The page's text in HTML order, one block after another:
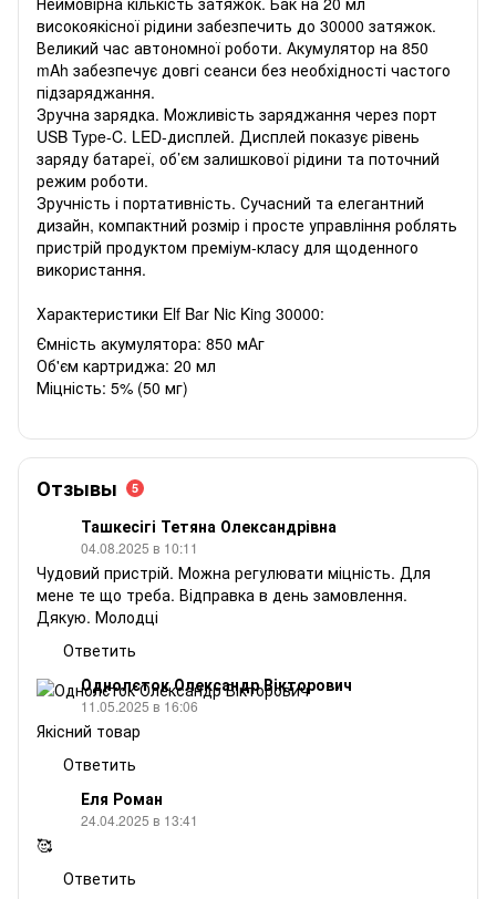
високоякісної рідини забезпечить до 30000 затяжок.
Великий час автономної роботи. Акумулятор на 850
mAh забезпечує довгі сеанси без необхідності частого
підзаряджання.
Зручна зарядка. Можливість заряджання через порт
USB Type-C. LED-дисплей. Дисплей показує рівень
заряду батареї, об’єм залишкової рідини та поточний
режим роботи.
Зручність і портативність. Сучасний та елегантний
дизайн, компактний розмір і просте управління роблять
пристрій продуктом преміум-класу для щоденного
використання.
Характеристики Elf Bar Nic King 30000:
Ємність акумулятора: 850 мАг
Об'єм картриджа: 20 мл
Міцність: 5% (50 мг)
Отзывы 5
Ташкесігі Тетяна Олександрівна
04.08.2025 в 10:11
Чудовий пристрій. Можна регулювати міцність. Для
мене те що треба. Відправка в день замовлення.
Дякую. Молодці
Ответить
Однолєток Олександр Вікторович
11.05.2025 в 16:06
Якісний товар
Ответить
Еля Роман
24.04.2025 в 13:41
🥰
Ответить